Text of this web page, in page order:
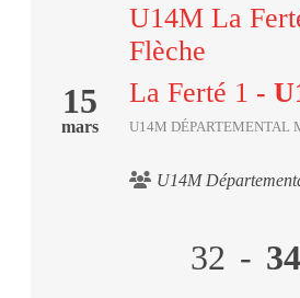
15
mars
U14M La
Flèche
La Ferté 1 -
U14M DÉPARTEMENTAL
U14M
32 - 34